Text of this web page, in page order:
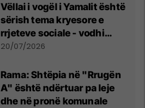
Vëllai i vogël i Yamalit është
sërish tema kryesore e
rrjeteve sociale - vodhi
vëmendjen pas finales së
20/07/2026
Rama: Shtëpia në "Rrugën
A" është ndërtuar pa leje
dhe në pronë komunale